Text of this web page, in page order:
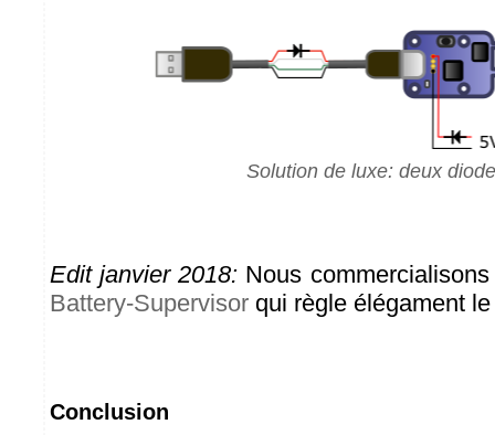
Solution de luxe: deux
Edit janvier 2018: Nous
Battery-Supervisor qui règle élégament
Conclusion